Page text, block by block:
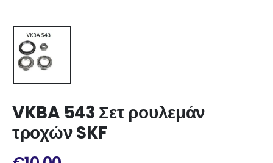
VKBA 543 Σετ ρουλεμάν
τροχών SKF